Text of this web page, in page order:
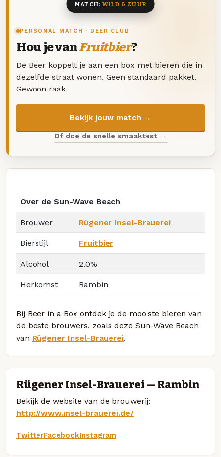
PERSONAL MATCH · BEER CLUB
Hou je vanFruitbier?
De Beer koppelt je aan een box met bieren die in
dezelfde straat wonen. Geen standaard pakket.
Gewoon raak.
Bekijk jouw match →
Of doe de snelle smaaktest →
MATCH:WILD & ZUUR
Over de Sun-Wave Beach
Brouwer Rügener Insel-Brauerei
Bierstijl Fruitbier
Alcohol 2.0%
Herkomst Rambin
Bij Beer in a Box ontdek je de mooiste bieren van
de beste brouwers, zoals deze Sun-Wave Beach
van Rügener Insel-Brauerei.
Rügener Insel-Brauerei — Rambin
Bekijk de website van de brouwerij:
http://www.insel-brauerei.de/
TwitterFacebookInstagram